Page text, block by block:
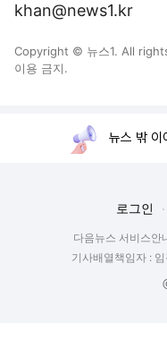
khan@news1.kr
Copyright © 뉴스1. All
이용 금지.
뉴스 밖 이
로그인
다음뉴스 서비스안
기사배열책임자 :